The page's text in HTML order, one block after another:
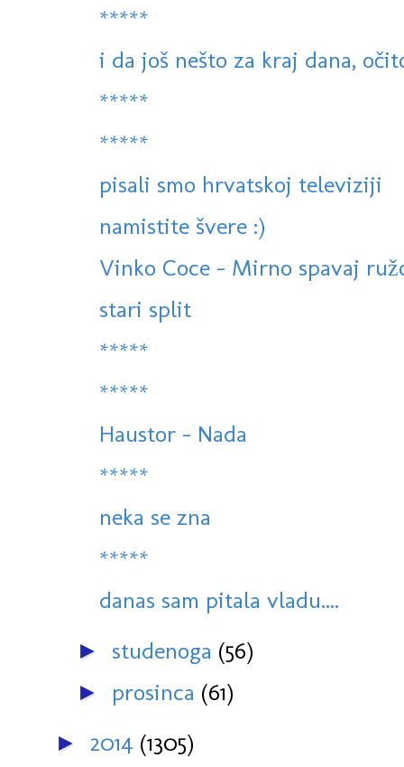
*****
i da još nešto za kraj dana,
*****
*****
pisali smo hrvatskoj televiziji
namistite švere :)
Vinko Coce - Mirno spavaj
stari split
*****
*****
Haustor - Nada
*****
neka se zna
*****
danas sam pitala vladu....
► studenoga (56)
► prosinca (61)
► 2014 (1305)